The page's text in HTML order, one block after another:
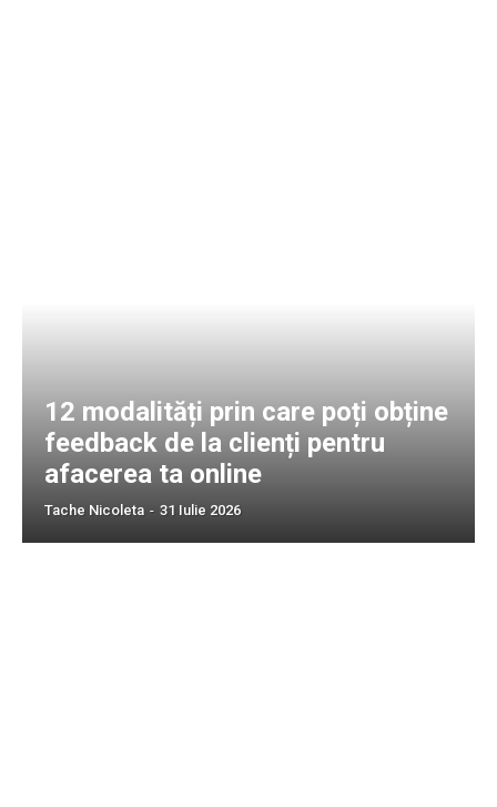
12 modalități prin care poți obține
feedback de la clienți pentru
afacerea ta online
Tache Nicoleta - 31 Iulie 2026